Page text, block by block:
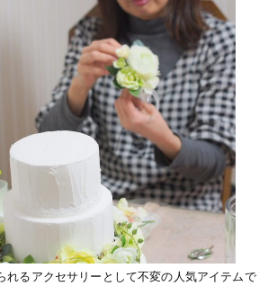
れるアクセサリーとして不変の人気アイテムで